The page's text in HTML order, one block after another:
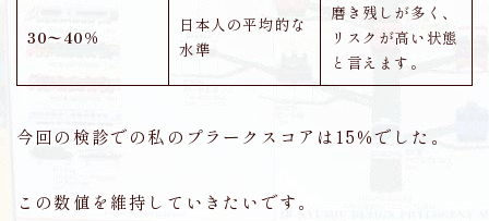
30〜40%
日本人の平均的な
水準
磨き残しが多く、
リスクが高い状態
と言えます。
今回の検診での私のプラークスコアは15％でした。
この数値を維持していきたいです。